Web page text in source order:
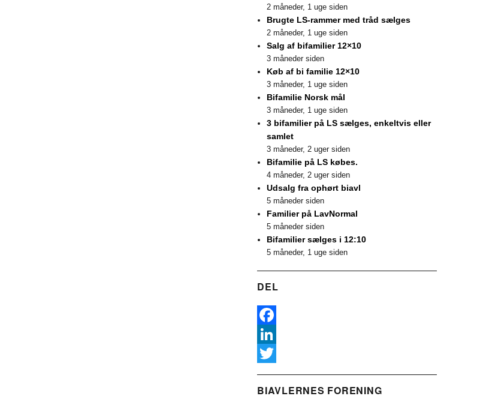
2 måneder, 1 uge siden
Brugte LS-rammer med tråd sælges
2 måneder, 1 uge siden
Salg af bifamilier 12×10
3 måneder siden
Køb af bi familie 12×10
3 måneder, 1 uge siden
Bifamilie Norsk mål
3 måneder, 1 uge siden
3 bifamilier på LS sælges, enkeltvis eller
samlet
3 måneder, 2 uger siden
Bifamilie på LS købes.
4 måneder, 2 uger siden
Udsalg fra ophørt biavl
5 måneder siden
Familier på LavNormal
5 måneder siden
Bifamilier sælges i 12:10
5 måneder, 1 uge siden
DEL
F
a
e
L
nw
BIAVLERNES FORENING